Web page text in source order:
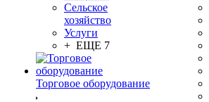
Сельское
хозяйство
Услуги
+ ЕЩЕ 7
Торговое оборудование